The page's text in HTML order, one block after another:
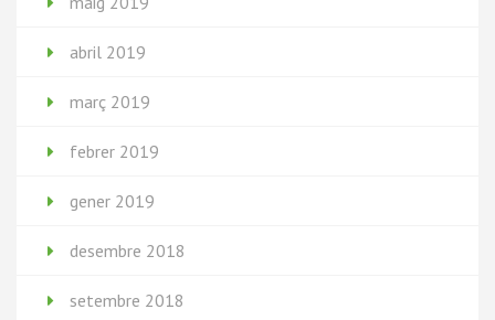
abril 2019
març 2019
febrer 2019
gener 2019
desembre 2018
setembre 2018